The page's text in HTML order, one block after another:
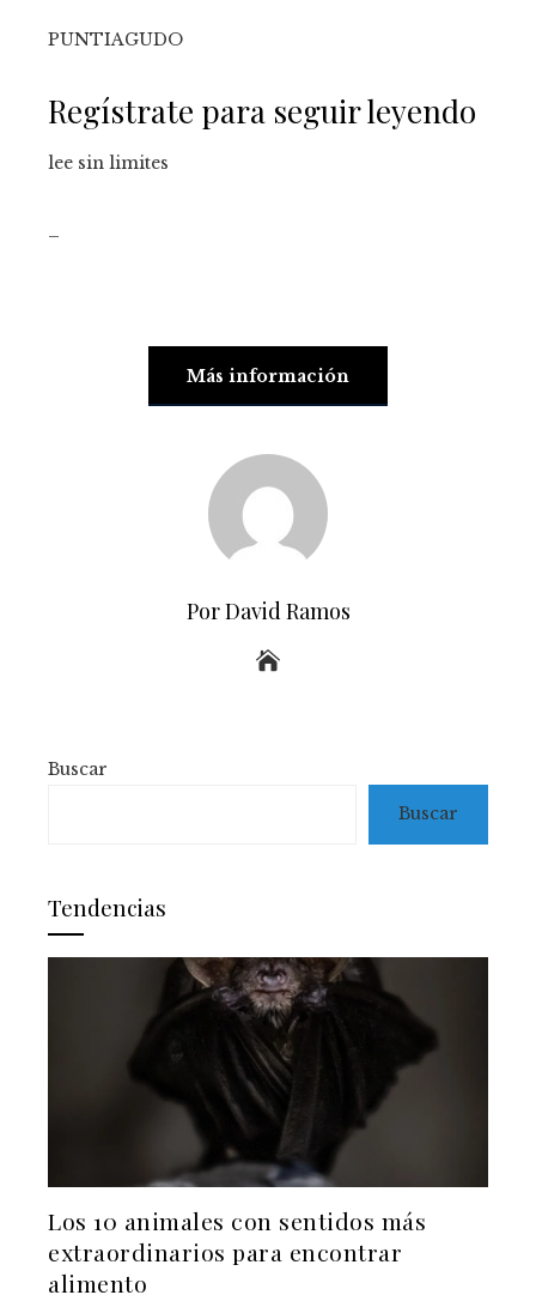
PUNTIAGUDO
Regístrate para seguir leyendo
lee sin limites
Más información
Por David Ramos
Buscar
Buscar
Tendencias
Los 10 animales con sentidos más
extraordinarios para encontrar
alimento